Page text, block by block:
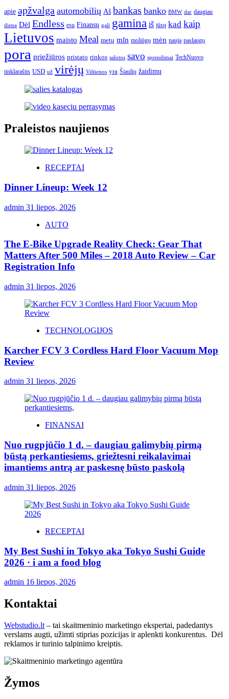
apie apžvalga automobilių Aš bankas banko BMW dar daugiau
dieną Dėl Endless esu Finansų gali gamina iš jūsų kad kaip
Lietuvos maisto Meal metų mln moliūgų mėn naują paslaugų
pora priežiūros pristato rinkos salotos savo sprendimai TechNuovo
tinklaraštis USD už virėjų Vištienos yra Šiaulių žaidimų
Praleistos naujienos
RECEPTAI
Dinner Lineup: Week 12
admin 31 liepos, 2026
AUTO
The E-Bike Upgrade Reality Check: Gear That
Matters After 500 Miles – 2018 Auto Review – Car
Registration Info
admin 31 liepos, 2026
TECHNOLOGIJOS
Karcher FCV 3 Cordless Hard Floor Vacuum Mop
Review
admin 31 liepos, 2026
FINANSAI
Nuo rugpjūčio 1 d. – daugiau galimybių pirmą
būstą perkantiesiems, griežtesni reikalavimai
imantiems antrą ar paskesnę būsto paskolą
admin 31 liepos, 2026
RECEPTAI
My Best Sushi in Tokyo aka Tokyo Sushi Guide
2026 · i am a food blog
admin 16 liepos, 2026
Kontaktai
Webstudio.lt – tai skaitmeninio marketingo ekspertai, padedantys
verslams augti, užimti stiprias pozicijas ir aplenkti konkurentus. Dėl
reklamos ir turinio talpinimo kreiptis.
Žymos